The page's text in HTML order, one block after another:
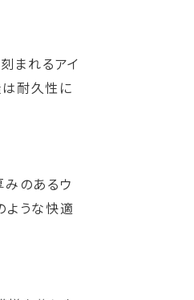
まれるアイ
は耐久性に
みのあるウ
ような快適